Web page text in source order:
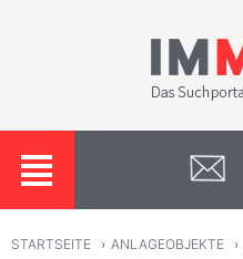
STARTSEITE › ANLAGEOBJEKTE ›